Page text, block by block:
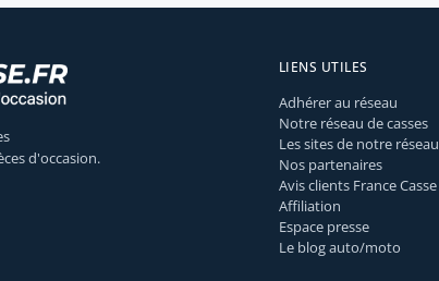
d'occasion.
LIENS UTILES
Adhérer au réseau
Notre réseau de casses
Les sites de notre réseau
Nos partenaires
Avis clients France Casse
Affiliation
Espace presse
Le blog auto/moto